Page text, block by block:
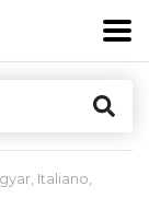
, Italiano,